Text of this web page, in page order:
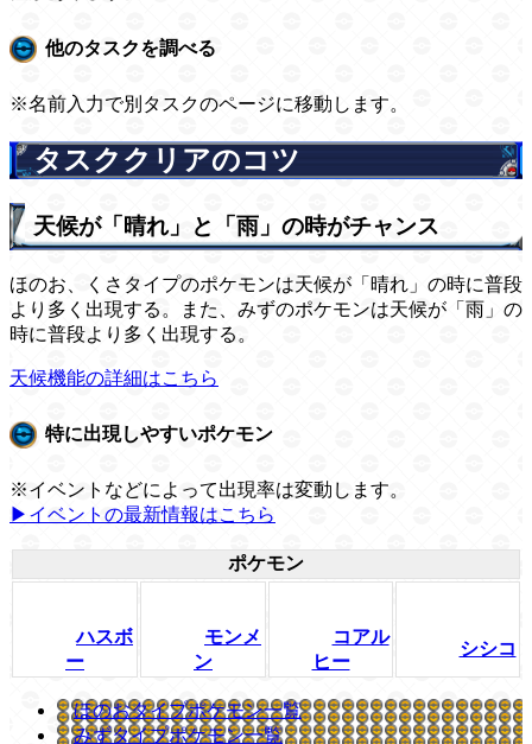
他のタスクを調べる
※名前入力で別タスクのページに移動します。
タスククリアのコツ
天候が「晴れ」と「雨」の時がチャンス
ほのお、くさタイプのポケモンは天候が「晴れ」の時に普段
より多く出現する。また、みずのポケモンは天候が「雨」の
時に普段より多く出現する。
天候機能の詳細はこちら
特に出現しやすいポケモン
※イベントなどによって出現率は変動します。
▶イベントの最新情報はこちら
ポケモン
ハスボ
ー
モンメ
ン
コアル
ヒー
シシコ
ほのおタイプポケモン一覧
みずタイプポケモン一覧